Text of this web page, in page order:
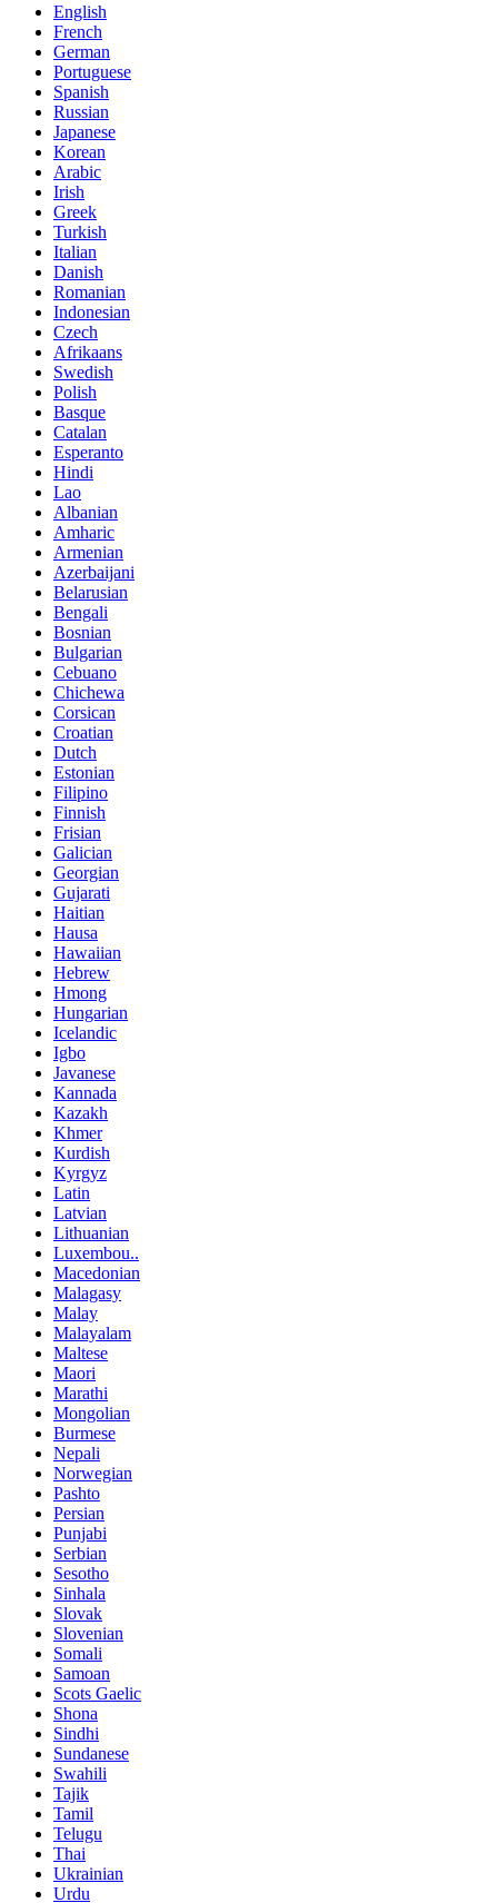
English
French
German
Portuguese
Spanish
Russian
Japanese
Korean
Arabic
Irish
Greek
Turkish
Italian
Danish
Romanian
Indonesian
Czech
Afrikaans
Swedish
Polish
Basque
Catalan
Esperanto
Hindi
Lao
Albanian
Amharic
Armenian
Azerbaijani
Belarusian
Bengali
Bosnian
Bulgarian
Cebuano
Chichewa
Corsican
Croatian
Dutch
Estonian
Filipino
Finnish
Frisian
Galician
Georgian
Gujarati
Haitian
Hausa
Hawaiian
Hebrew
Hmong
Hungarian
Icelandic
Igbo
Javanese
Kannada
Kazakh
Khmer
Kurdish
Kyrgyz
Latin
Latvian
Lithuanian
Luxembou..
Macedonian
Malagasy
Malay
Malayalam
Maltese
Maori
Marathi
Mongolian
Burmese
Nepali
Norwegian
Pashto
Persian
Punjabi
Serbian
Sesotho
Sinhala
Slovak
Slovenian
Somali
Samoan
Scots Gaelic
Shona
Sindhi
Sundanese
Swahili
Tajik
Tamil
Telugu
Thai
Ukrainian
Urdu